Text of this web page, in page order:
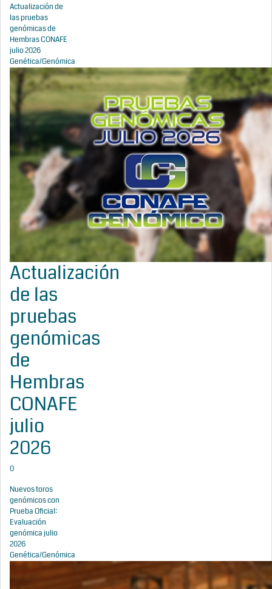
Actualización de
las pruebas
genómicas de
Hembras CONAFE
julio 2026
Genética/Genómica
Actualización
de las
pruebas
genómicas
de
Hembras
CONAFE
julio
2026
0
Nuevos toros
genómicos con
Prueba Oficial:
Evaluación
genómica julio
2026
Genética/Genómica